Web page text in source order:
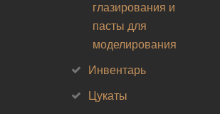
глазирования и
пасты для
моделирования
Инвентарь
Цукаты